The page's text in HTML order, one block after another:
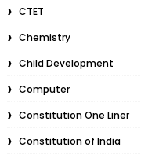
CTET
Chemistry
Child Development
Computer
Constitution One Liner
Constitution of India